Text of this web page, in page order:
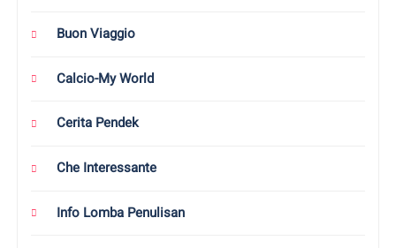
Buon Viaggio
Calcio-My World
Cerita Pendek
Che Interessante
Info Lomba Penulisan